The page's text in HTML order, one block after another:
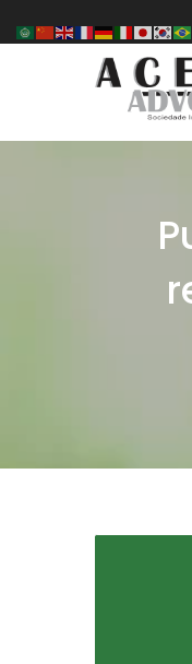
to
ACETI
Aceti